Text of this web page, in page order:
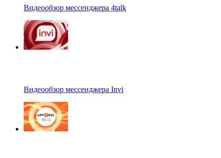
Видеообзор мессенджера 4talk
Видеообзор мессенджера Invi